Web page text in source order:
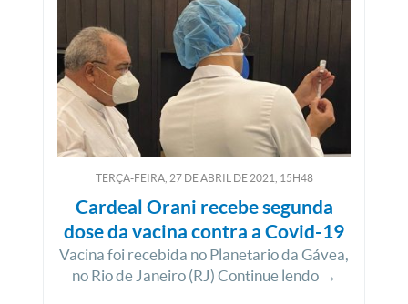
TERÇA-FEIRA, 27DEABRIL DE2021, 15H48
Cardeal Orani recebe segunda
dose da vacina contra a Covid-19
Vacina foi recebida no Planetario da Gávea,
no Rio de Janeiro (RJ) Continue lendo →